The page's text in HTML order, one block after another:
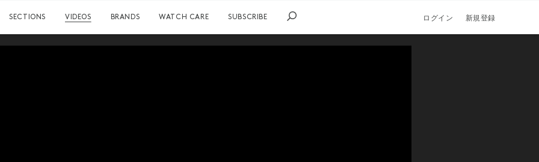
SECTIONS VIDEOS BRANDS WATCH CARE SUBSCRIBE ログイン 新規登録